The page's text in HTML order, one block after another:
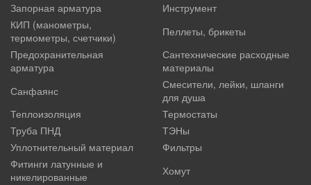
Запорная арматура
Инструмент
КИП (манометры,
термометры, счетчики)
Пеллеты, брикеты
Предохранительная
арматура
Сантехнические расходные
материалы
Санфаянс
Смесители, лейки, шланги
для душа
Теплоизоляция
Термостаты
Труба ПНД
ТЭНы
Уплотнительный материал
Фильтры
Фитинги латунные и
никелированные
Хомут